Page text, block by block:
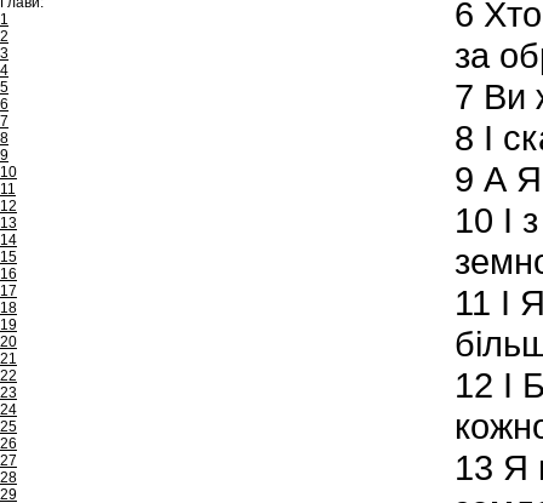
1
2
3
4
5
6
7
8
9
10
11
12
13
14
15
16
17
18
19
20
21
22
23
24
25
26
27
28
29
6
за
7 Ви
8 І
9 А
10 І
11 І
12 І
13 Я